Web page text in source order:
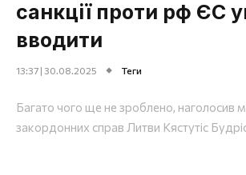
санкції проти рф ЄС
вводити
13:37 | 30.08.2025 Теги
Багато чого ще не зроблено, наголосив
закордонних справ Литви Кястутіс